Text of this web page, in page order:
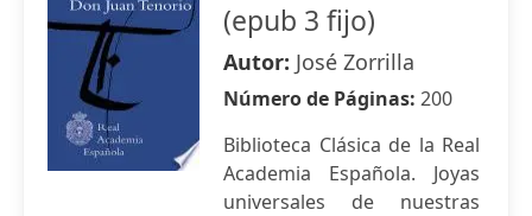
(epub 3 fijo)
Autor: José Zorrilla
Número de Páginas: 200
Biblioteca Clásica de la Real
Academia Española. Joyas
universales de nuestras